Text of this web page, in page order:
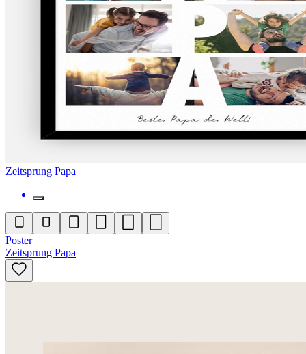
Zeitsprung Papa
Poster
Zeitsprung Papa